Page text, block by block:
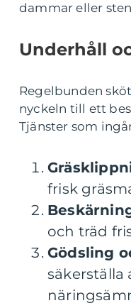
dammar eller
Underhåll
Regelbunden
nyckeln till ett
Tjänster som
frisk
och träd
Gödsling
säkerställa